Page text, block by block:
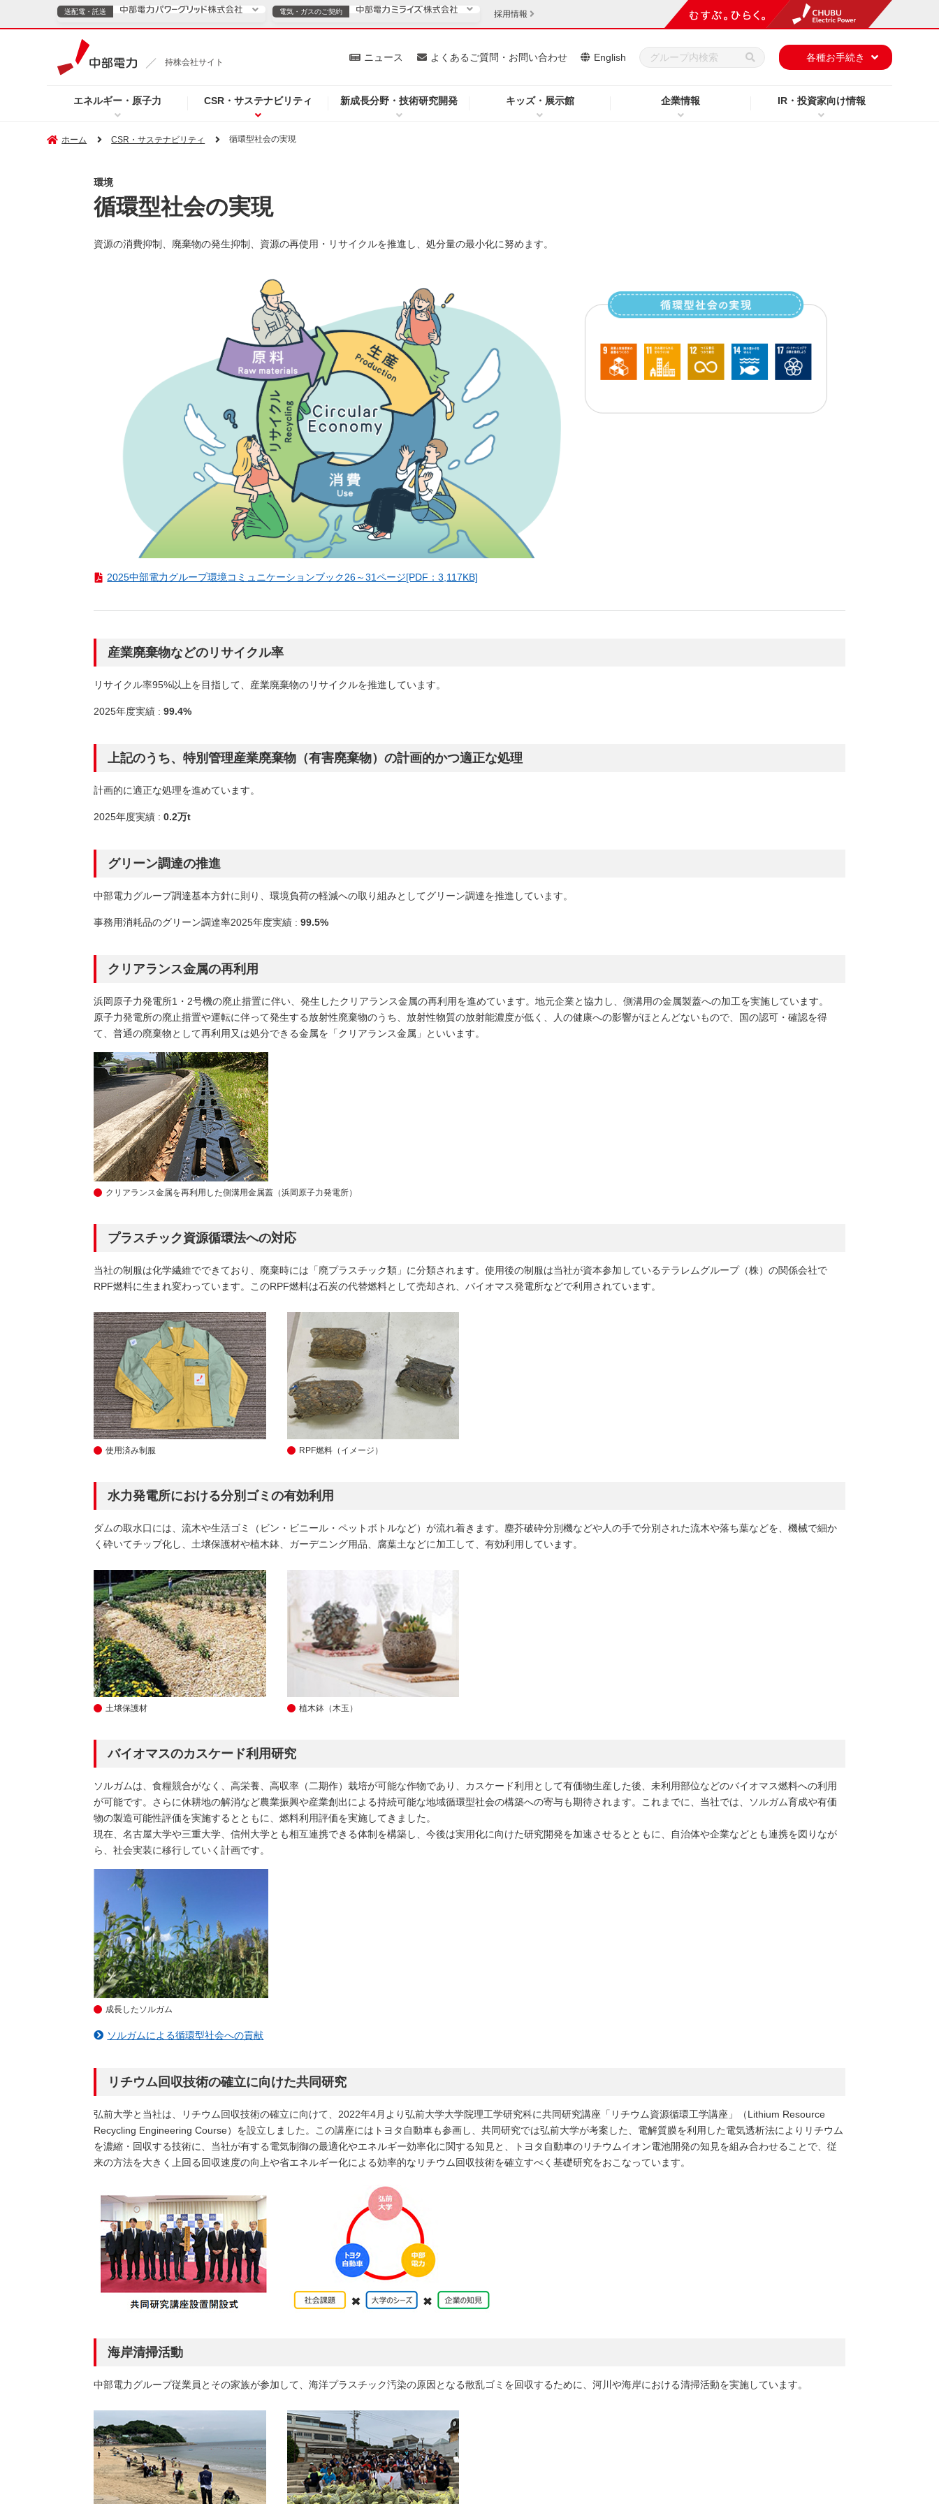
持株会社サイト
エネルギー・原子力 CSR・サステナビリティ 新成長分野・技術研究開発 キッズ・展示館 企業情報 IR・投資家向け情報
ニュース よくあるご質問・お問い合わせ English 各種お手続き
送配電・託送
（新しいウィンドウを開きます）
よくあるご質問・お問い合わせ（新しいウィンドウを開きます）
電気・ガスのご契約
電気・ガスのご契約
プレスリリース（新しいウィンドウを開きます）
お知らせ（新しいウィンドウを開きます）
よくあるご質問・お問い合わせ（新しいウィンドウを開きます）
採用情報
ホーム CSR・サステナビリティ 循環型社会の実現
環境
循環型社会の実現
資源の消費抑制、廃棄物の発生抑制、資源の再使用・リサイクルを推進し、処分量の最小化に努めます。
2025中部電力グループ環境コミュニケーションブック26～31ページ[PDF：3,117KB]
産業廃棄物などのリサイクル率
リサイクル率95%以上を目指して、産業廃棄物のリサイクルを推進しています。
2025年度実績 :99.4%
上記のうち、特別管理産業廃棄物（有害廃棄物）の計画的かつ適正な処理
計画的に適正な処理を進めています。
2025年度実績 :0.2万t
グリーン調達の推進
中部電力グループ調達基本方針に則り、環境負荷の軽減への取り組みとしてグリーン調達を推進しています。
事務用消耗品のグリーン調達率2025年度実績 :99.5%
クリアランス金属の再利用
浜岡原子力発電所1・2号機の廃止措置に伴い、発生したクリアランス金属の再利用を進めています。地元企業と協力し、側溝用の金属製蓋への加工を実施しています。
原子力発電所の廃止措置や運転に伴って発生する放射性廃棄物のうち、放射性物質の放射能濃度が低く、人の健康への影響がほとんどないもので、国の認可・確認を得
て、普通の廃棄物として再利用又は処分できる金属を「クリアランス金属」といいます。
クリアランス金属を再利用した側溝用金属蓋（浜岡原子力発電所）
プラスチック資源循環法への対応
当社の制服は化学繊維でできており、廃棄時には「廃プラスチック類」に分類されます。使用後の制服は当社が資本参加しているテラレムグループ（株）の関係会社で
RPF燃料に生まれ変わっています。このRPF燃料は石炭の代替燃料として売却され、バイオマス発電所などで利用されています。
使用済み制服 RPF燃料（イメージ）
水力発電所における分別ゴミの有効利用
ダムの取水口には、流木や生活ゴミ（ビン・ビニール・ペットボトルなど）が流れ着きます。塵芥破砕分別機などや人の手で分別された流木や落ち葉などを、機械で細か
く砕いてチップ化し、土壌保護材や植木鉢、ガーデニング用品、腐葉土などに加工して、有効利用しています。
土壌保護材 植木鉢（木玉）
バイオマスのカスケード利用研究
ソルガムは、食糧競合がなく、高栄養、高収率（二期作）栽培が可能な作物であり、カスケード利用として有価物生産した後、未利用部位などのバイオマス燃料への利用
が可能です。さらに休耕地の解消など農業振興や産業創出による持続可能な地域循環型社会の構築への寄与も期待されます。これまでに、当社では、ソルガム育成や有価
物の製造可能性評価を実施するとともに、燃料利用評価を実施してきました。
現在、名古屋大学や三重大学、信州大学とも相互連携できる体制を構築し、今後は実用化に向けた研究開発を加速させるとともに、自治体や企業などとも連携を図りなが
ら、社会実装に移行していく計画です。
成長したソルガム
ソルガムによる循環型社会への貢献
リチウム回収技術の確立に向けた共同研究
弘前大学と当社は、リチウム回収技術の確立に向けて、2022年4月より弘前大学大学院理工学研究科に共同研究講座「リチウム資源循環工学講座」（Lithium Resource
Recycling Engineering Course）を設立しました。この講座にはトヨタ自動車も参画し、共同研究では弘前大学が考案した、電解質膜を利用した電気透析法によりリチウム
を濃縮・回収する技術に、当社が有する電気制御の最適化やエネルギー効率化に関する知見と、トヨタ自動車のリチウムイオン電池開発の知見を組み合わせることで、従
来の方法を大きく上回る回収速度の向上や省エネルギー化による効率的なリチウム回収技術を確立すべく基礎研究をおこなっています。
海岸清掃活動
中部電力グループ従業員とその家族が参加して、海洋プラスチック汚染の原因となる散乱ゴミを回収するために、河川や海岸における清掃活動を実施しています。